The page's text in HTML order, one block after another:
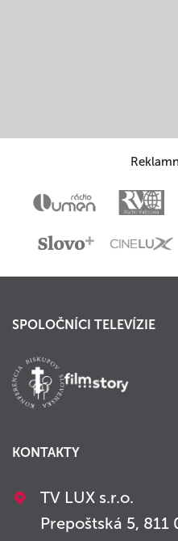
SPOLOČNÍCI TELEVÍZIE
KONTAKTY
TV LUX s.r.o.
Prepoštská 5, 811